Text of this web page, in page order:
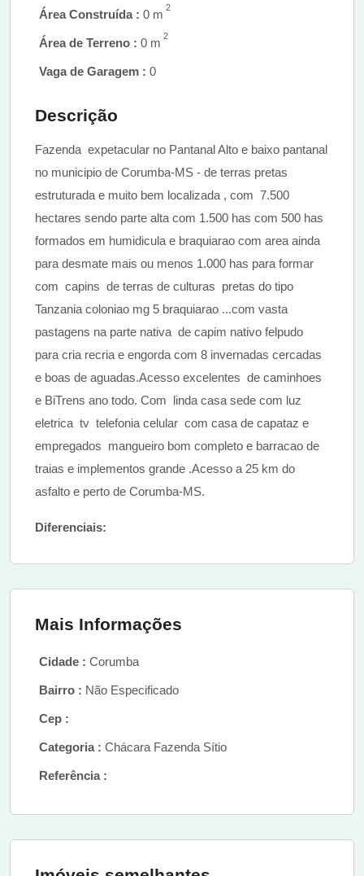
Área Construída : 0 m 2
Área de Terreno : 0 m 2
Vaga de Garagem : 0
Descrição
Fazenda expetacular no Pantanal Alto e baixo pantanal
no municipio de Corumba-MS - de terras pretas
estruturada e muito bem localizada , com 7.500
hectares sendo parte alta com 1.500 has com 500 has
formados em humidicula e braquiarao com area ainda
para desmate mais ou menos 1.000 has para formar
com capins de terras de culturas pretas do tipo
Tanzania coloniao mg 5 braquiarao ...com vasta
pastagens na parte nativa de capim nativo felpudo
para cria recria e engorda com 8 invernadas cercadas
e boas de aguadas.Acesso excelentes de caminhoes
e BiTrens ano todo. Com linda casa sede com luz
eletrica tv telefonia celular com casa de capataz e
empregados mangueiro bom completo e barracao de
traias e implementos grande .Acesso a 25 km do
asfalto e perto de Corumba-MS.
Diferenciais:
Mais Informações
Cidade : Corumba
Bairro : Não Especificado
Cep :
Categoria : Chácara Fazenda Sítio
Referência :